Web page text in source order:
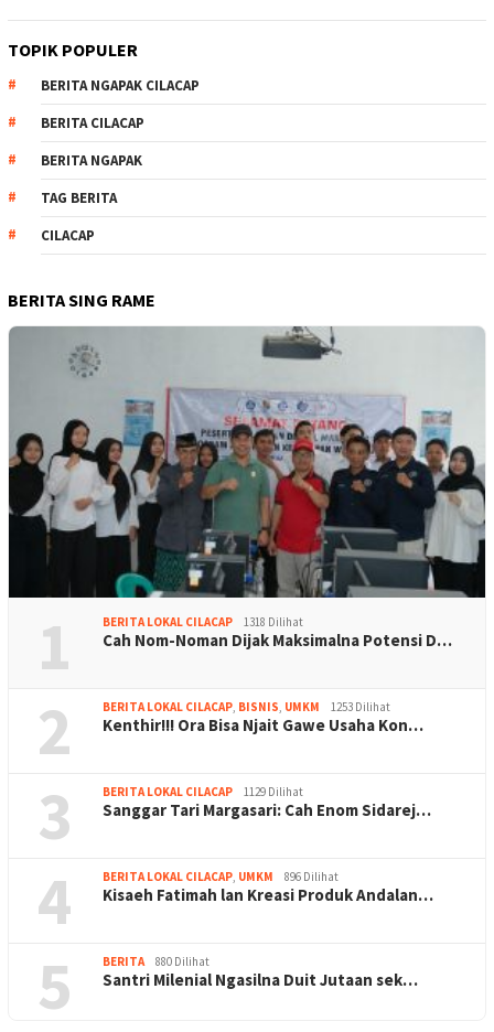
TOPIK POPULER
BERITA NGAPAK CILACAP
BERITA CILACAP
BERITA NGAPAK
TAG BERITA
CILACAP
BERITA SING RAME
1 BERITA LOKAL CILACAP 1318 Dilihat
Cah Nom-Noman Dijak Maksimalna Potensi D…
2 BERITA LOKAL CILACAP, BISNIS, UMKM 1253 Dilihat
Kenthir!!! Ora Bisa Njait Gawe Usaha Kon…
3 BERITA LOKAL CILACAP 1129 Dilihat
Sanggar Tari Margasari: Cah Enom Sidarej…
4 BERITA LOKAL CILACAP, UMKM 896 Dilihat
Kisaeh Fatimah lan Kreasi Produk Andalan…
5 BERITA 880 Dilihat
Santri Milenial Ngasilna Duit Jutaan sek…